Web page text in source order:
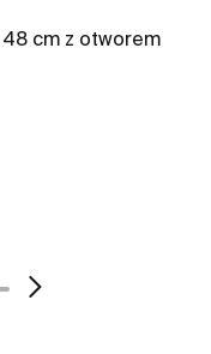
48 cm z otworem